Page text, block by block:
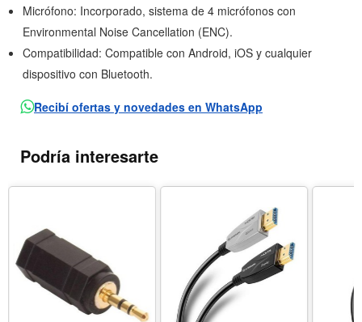
Micrófono: Incorporado, sistema de 4 micrófonos con
Environmental Noise Cancellation (ENC).
Compatibilidad: Compatible con Android, iOS y cualquier
dispositivo con Bluetooth.
Recibí ofertas y novedades en WhatsApp
Podría interesarte